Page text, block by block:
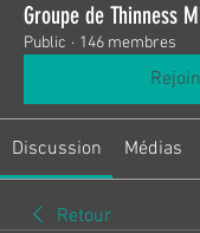
Groupe de Thinness
Public · 146 membres
Discussion Médias
Retour